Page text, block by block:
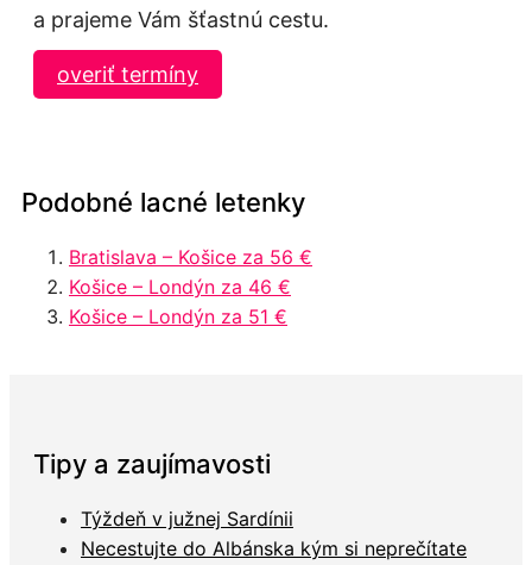
a prajeme Vám šťastnú cestu.
overiť termíny
Podobné lacné letenky
Bratislava – Košice za 56 €
Košice – Londýn za 46 €
Košice – Londýn za 51 €
Tipy a zaujímavosti
Týždeň v južnej Sardínii
Necestujte do Albánska kým si neprečítate